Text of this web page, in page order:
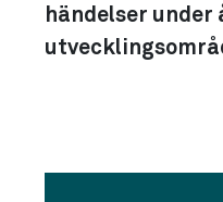
händelser